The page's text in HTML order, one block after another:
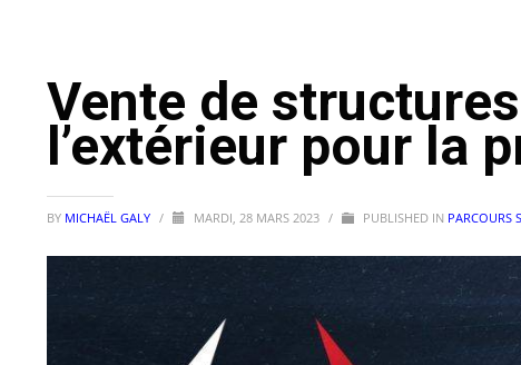
Vente de
l’extérieur pour la
BY MICHAËL GALY / MARDI, 28 MARS 2023 / PUBLISHED IN PARCOURS